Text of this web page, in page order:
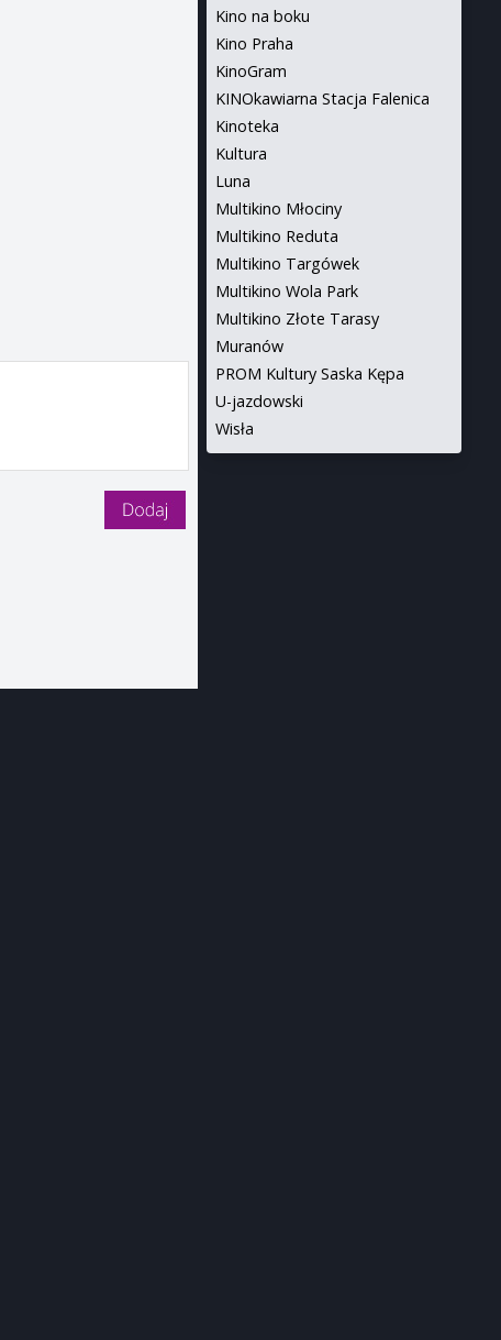
Kino na boku
Kino Praha
KinoGram
KINOkawiarna Stacja Falenica
Kinoteka
Kultura
Luna
Multikino Młociny
Multikino Reduta
Multikino Targówek
Multikino Wola Park
Multikino Złote Tarasy
Muranów
PROM Kultury Saska Kępa
U-jazdowski
Wisła